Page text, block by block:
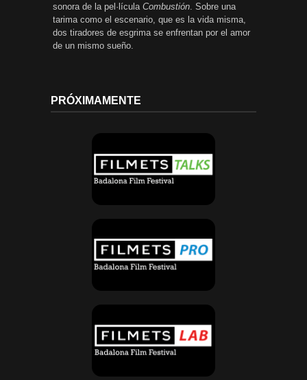
sonora de la pel·lícula Combustión . Sobre una
tarima como el escenario, que es la vida misma,
dos tiradores de esgrima se enfrentan por el amor
de un mismo sueño.
PRÓXIMAMENTE